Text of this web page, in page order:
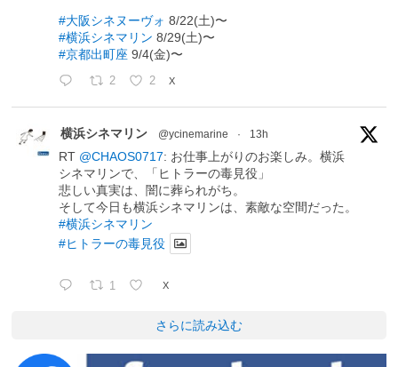
#大阪シネヌーヴォ 8/22(土)〜
#横浜シネマリン 8/29(土)〜
#京都出町座 9/4(金)〜
2 2 X
横浜シネマリン @ycinemarine · 13h
RT @CHAOS0717: お仕事上がりのお楽しみ。横浜
シネマリンで、「ヒトラーの毒見役」
悲しい真実は、闇に葬られがち。
そして今日も横浜シネマリンは、素敵な空間だった。
#横浜シネマリン
#ヒトラーの毒見役
1 X
さらに読み込む